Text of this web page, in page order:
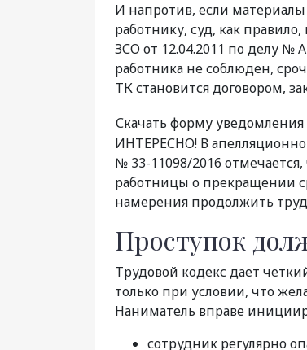
И напротив, если
работнику, суд, как
ЗСО от 12.04.2011 по делу №
работника не соблюден,
ТК становится договором,
Скачать форму уведомления
ИНТЕРЕСНО! В
№ 33-11098/2016
работницы о прекращении
намерения продолжить
Проступок
Трудовой кодекс дает
только при условии, что
Наниматель вправе
сотрудник регулярно